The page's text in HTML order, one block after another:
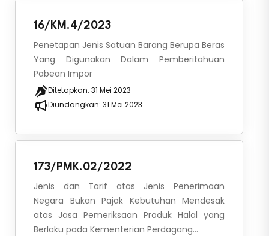
16/KM.4/2023
Penetapan Jenis Satuan Barang Berupa Beras
Yang Digunakan Dalam Pemberitahuan
Pabean Impor
Ditetapkan: 31 Mei 2023
Diundangkan: 31 Mei 2023
173/PMK.02/2022
Jenis dan Tarif atas Jenis Penerimaan
Negara Bukan Pajak Kebutuhan Mendesak
atas Jasa Pemeriksaan Produk Halal yang
Berlaku pada Kementerian Perdagang...